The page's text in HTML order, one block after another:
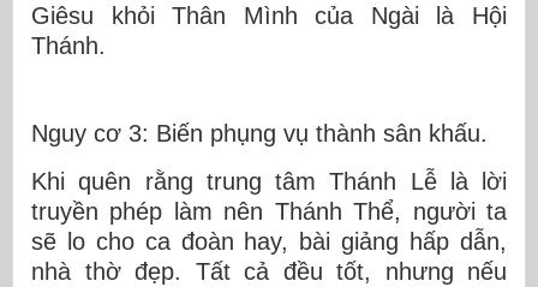
Giêsu khỏi Thân Mình của Ngài là Hội
Thánh.
Nguy cơ 3: Biến phụng vụ thành sân khấu.
Khi quên rằng trung tâm Thánh Lễ là lời
truyền phép làm nên Thánh Thể, người ta
sẽ lo cho ca đoàn hay, bài giảng hấp dẫn,
nhà thờ đẹp. Tất cả đều tốt, nhưng nếu